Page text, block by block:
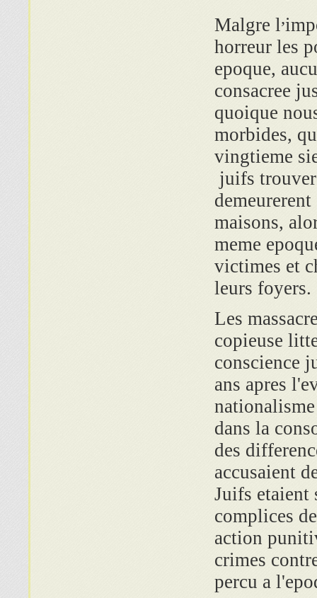
Malgre l,
horreur les
epoque,
consacree
quoique
morbides,
vingtieme
juifs
maisons,
meme
victimes et
leurs foyers.
Les
copieuse
conscience
ans apres
dans la
des
accusaient
Juifs etaient
complices
action
crimes
percu a